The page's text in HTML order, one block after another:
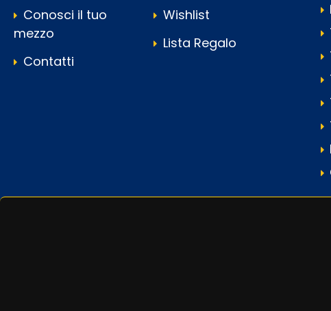
Conosci il tuo
mezzo
Contatti
Wishlist
Lista Regalo